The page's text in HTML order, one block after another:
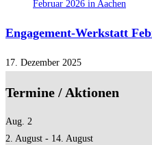
Engagement-Werkstatt
17. Dezember 2025
Termine / Aktionen
Aug. 2
2. August - 14. August